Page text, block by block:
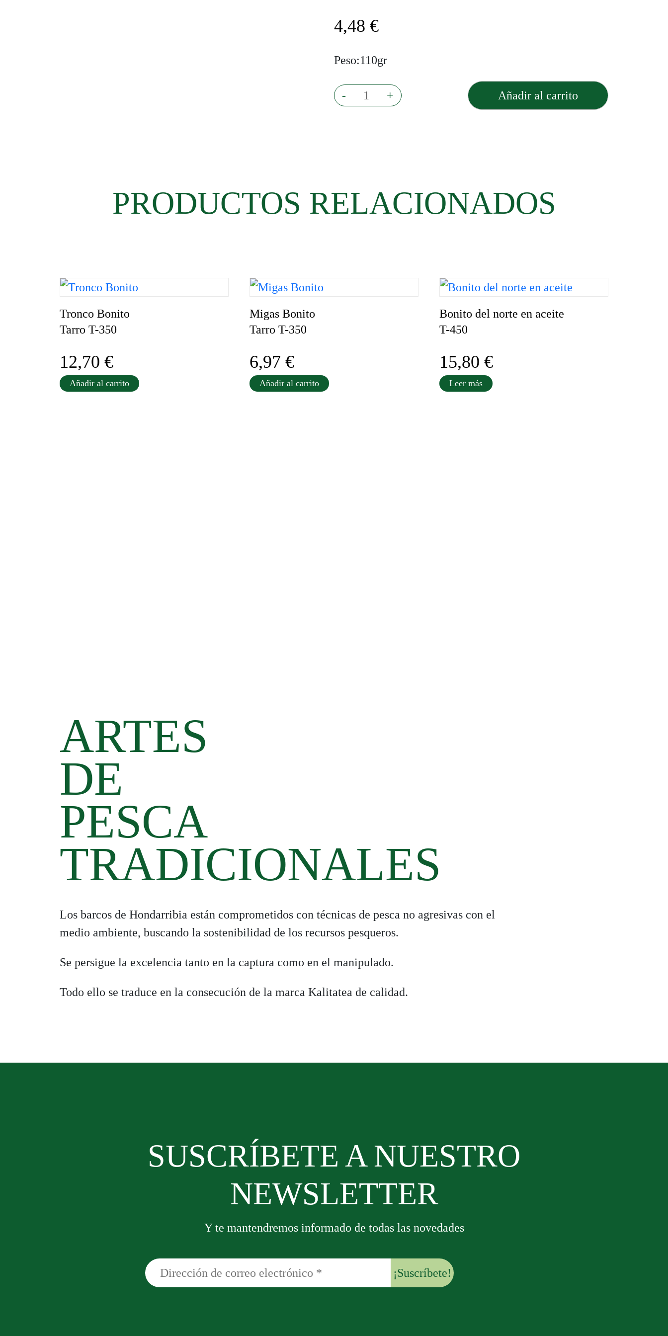
4,48 €
Peso:110gr
-
Puding+ Añadir al carrito
PRODUCTOS RELACIONADOS
Tronco Bonito
Tarro T-350
12,70 €
Añadir al carrito
Migas Bonito
Tarro T-350
6,97 €
Añadir al carrito
Bonito del norte en aceite
T-450
15,80 €
Leer más
ARTES
DE
PESCA
TRADICIONALES
Los barcos de Hondarribia están comprometidos con técnicas de pesca no agresivas con el
medio ambiente, buscando la sostenibilidad de los recursos pesqueros.
Se persigue la excelencia tanto en la captura como en el manipulado.
Todo ello se traduce en la consecución de la marca Kalitatea de calidad.
SUSCRÍBETE A NUESTRO
NEWSLETTER
Y te mantendremos informado de todas las novedades